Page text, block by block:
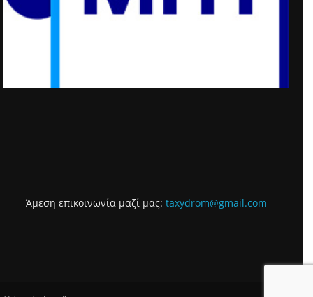
Άμεση επικοινωνία μαζί μας: taxydrom@gmail.com